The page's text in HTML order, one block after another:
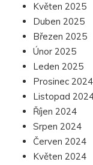
Květen 2025
Duben 2025
Březen 2025
Únor 2025
Leden 2025
Prosinec 2024
Listopad
Říjen 2024
Srpen 2024
Červen 2024
Květen 2024